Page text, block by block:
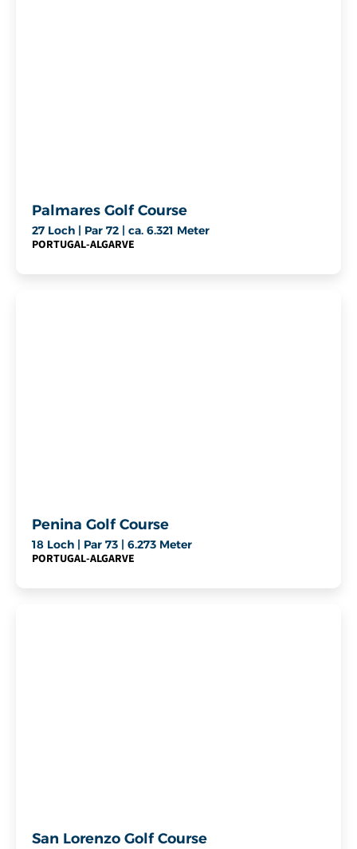
Palmares Golf Course
27 Loch | Par 72 | ca. 6.321 Meter
PORTUGAL-ALGARVE
Penina Golf Course
18 Loch | Par 73 | 6.273 Meter
PORTUGAL-ALGARVE
San Lorenzo Golf Course